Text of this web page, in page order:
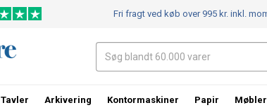
Fri fragt ved køb over 995 kr.inkl.
Tavler Arkivering Kontormaskiner Papir Møbler